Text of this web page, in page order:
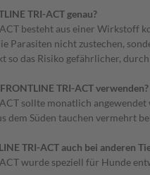
TRI-ACT genau?
besteht aus einer Wirkstoff
Parasiten nicht zustechen,
so das Risiko gefährlicher,
TRI-ACT verwenden?
sollte monatlich
dem Süden tauchen vermehrt
TRI-ACT auch bei anderen
wurde speziell für Hunde